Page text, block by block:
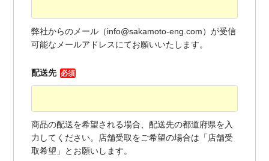
弊社からのメール（info@sakamoto-eng.com）が受信
可能なメールアドレスにてお願いいたします。
配送先 必須
商品の配送を希望される場合、配送先の都道府県を入
力してください。店舗受取をご希望の場合は「店舗受
取希望」とお願いします。